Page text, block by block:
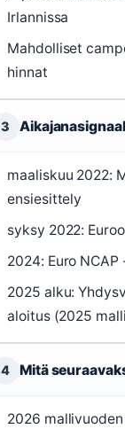
Irlannissa
Mahdolliset
hinnat
3
maaliskuu 2022:
ensiesittely
syksy 2022:
2024: Euro
2025 alku:
aloitus (2025
4 Mitä
2026